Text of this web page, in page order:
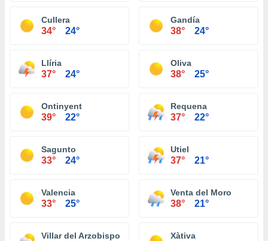
Cullera
34° 24°
Gandía
38° 24°
Llíria
37° 24°
Oliva
38° 25°
Ontinyent
39° 22°
Requena
37° 22°
Sagunto
33° 24°
Utiel
37° 21°
Valencia
33° 25°
Venta del Moro
38° 21°
Villar del Arzobispo Xàtiva